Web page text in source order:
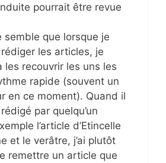
pourrait être revue
semble que lorsque je
les articles, je
les recouvrir les uns les
rapide (souvent un
en ce moment). Quand il
par quelqu’un
l’article d’Etincelle
et le verâtre, j’ai plutôt
remettre un article que